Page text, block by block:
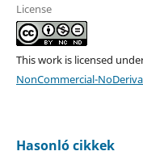
License
This work is licensed
NonCommercial-
Hasonló cikkek